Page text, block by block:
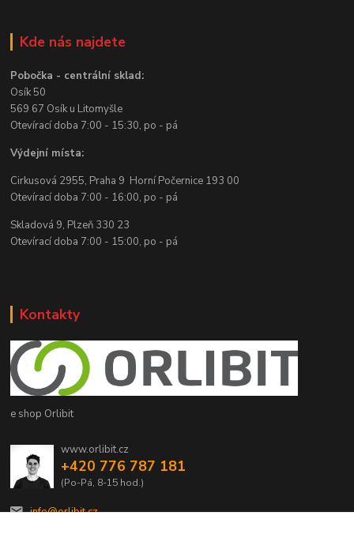
Kde nás najdete
Pobočka - centrální sklad:
Osík 50
569 67 Osík u Litomyšle
Otevírací doba 7:00 - 15:30, po - pá
Výdejní místa:
Cirkusová 2955, Praha 9 Horní Počernice 193 00
Otevírací doba 7:00 - 16:00, po - pá
Skladová 9, Plzeň 330 23
Otevírací doba 7:00 - 15:00, po - pá
Kontakty
e shop Orlibit
www.orlibit.cz
+420 776 787 181
(Po-Pá, 8-15 hod.)
info@orlibit.cz